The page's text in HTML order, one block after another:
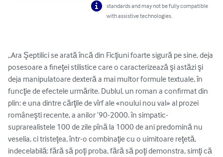
standards and may not be fully compatible
with assistive technologies.
„Ara Şeptilici se arată încă din Ficţiuni foarte sigură pe sine, deja
posesoare a fineţei stilistice care o caracterizează şi astăzi şi
deja manipulatoare dexteră a mai multor formule textuale, în
funcţie de efectele urmărite. Dublul, un roman a confirmat din
plin: e una dintre cărţile de vîrf ale «noului nou val» al prozei
româneşti recente, a anilor ’90-2000. în simpatic-
suprarealistele 100 de zile pînă la 1000 de ani predomină nu
veselia, ci tristeţea, într-o combinaţie cu o uimitoare reţetă,
indecelabilă: fără să poţi proba, fără să poţi demonstra, simţi că